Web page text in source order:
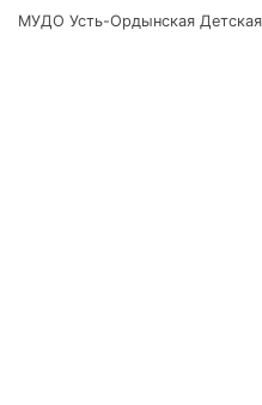
МУДО Усть-Ордынская